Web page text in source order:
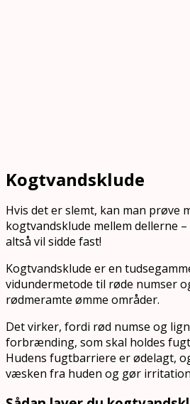
Kogtvandsklude
Hvis det er slemt, kan man prøve
kogtvandsklude mellem dellerne
altså vil sidde fast!
Kogtvandsklude er en
vidundermetode til røde numser
rødmeramte ømme områder.
Det virker, fordi rød numse og
forbrænding, som skal holdes
Hudens fugtbarriere er ødelagt,
væsken fra huden og gør